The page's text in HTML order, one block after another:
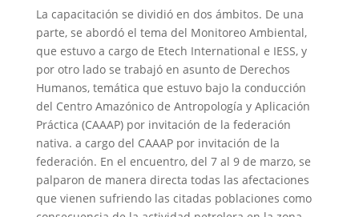
La capacitación se dividió en dos ámbitos. De una
parte, se abordó el tema del Monitoreo Ambiental,
que estuvo a cargo de Etech International e IESS, y
por otro lado se trabajó en asunto de Derechos
Humanos, temática que estuvo bajo la conducción
del Centro Amazónico de Antropología y Aplicación
Práctica (CAAAP) por invitación de la federación
nativa. a cargo del CAAAP por invitación de la
federación. En el encuentro, del 7 al 9 de marzo, se
palparon de manera directa todas las afectaciones
que vienen sufriendo las citadas poblaciones como